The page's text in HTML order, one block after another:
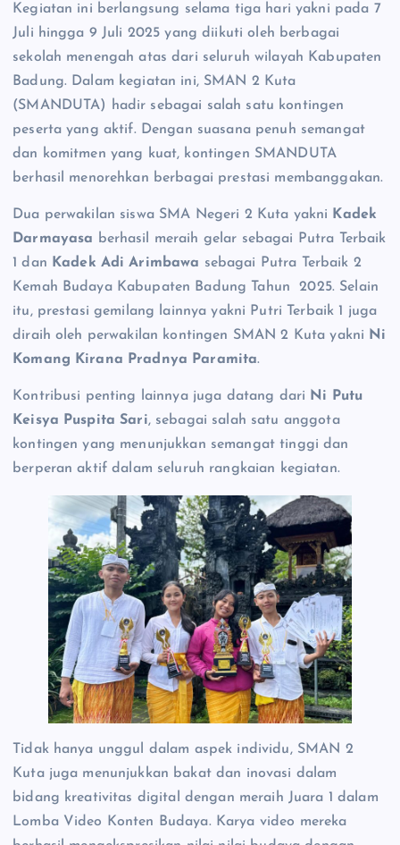
Kegiatan ini berlangsung selama tiga hari yakni pada 7
Juli hingga 9 Juli 2025 yang diikuti oleh berbagai
sekolah menengah atas dari seluruh wilayah Kabupaten
Badung. Dalam kegiatan ini, SMAN 2 Kuta
(SMANDUTA) hadir sebagai salah satu kontingen
peserta yang aktif. Dengan suasana penuh semangat
dan komitmen yang kuat, kontingen SMANDUTA
berhasil menorehkan berbagai prestasi membanggakan.
Dua perwakilan siswa SMA Negeri 2 Kuta yakni
Kadek
Darmayasa berhasil meraih gelar sebagai Putra Terbaik
1 dan
Kadek Adi Arimbawa sebagai Putra Terbaik 2
Kemah Budaya Kabupaten Badung Tahun 2025. Selain
itu, prestasi gemilang lainnya yakni Putri Terbaik 1 juga
diraih oleh perwakilan kontingen SMAN 2 Kuta yakni
Ni
Komang Kirana Pradnya Paramita.
Kontribusi penting lainnya juga datang dari
Ni Putu
Keisya Puspita Sari, sebagai salah satu anggota
kontingen yang menunjukkan semangat tinggi dan
berperan aktif dalam seluruh rangkaian kegiatan.
Tidak hanya unggul dalam aspek individu, SMAN 2
Kuta juga menunjukkan bakat dan inovasi dalam
bidang kreativitas digital dengan meraih Juara 1 dalam
Lomba Video Konten Budaya. Karya video mereka